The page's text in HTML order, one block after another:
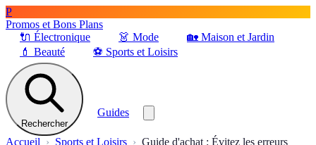
P
Promos et Bons Plans
🔌 Électronique 👗 Mode 🏡 Maison et Jardin
💄 Beauté ⚽ Sports et Loisirs
Rechercher
Guides
Accueil Sports et Loisirs
Guide d'achat : Évitez les erreurs